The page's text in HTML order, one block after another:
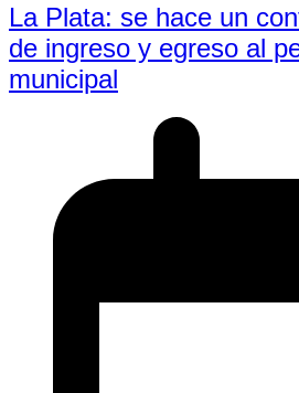
La Plata: se hace un
de ingreso y egreso al
municipal